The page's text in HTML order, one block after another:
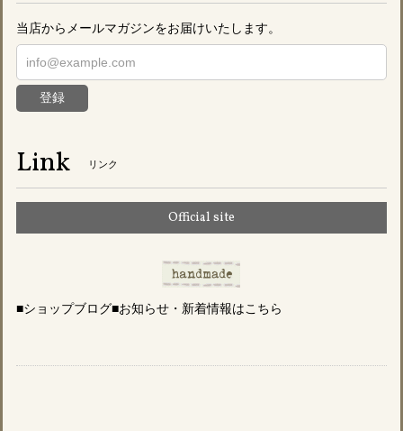
当店からメールマガジンをお届けいたします。
登録
Link リンク
Official site
■ショップブログ■お知らせ・新着情報はこちら